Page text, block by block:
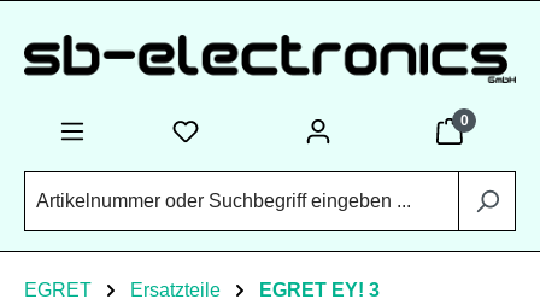
0
EGRET Ersatzteile EGRET EY! 3